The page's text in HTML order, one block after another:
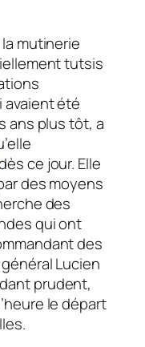
mutinerie
tutsis
avaient été
ans plus tôt, a
ce jour. Elle
des moyens
des
qui ont
des
Lucien
prudent,
le départ